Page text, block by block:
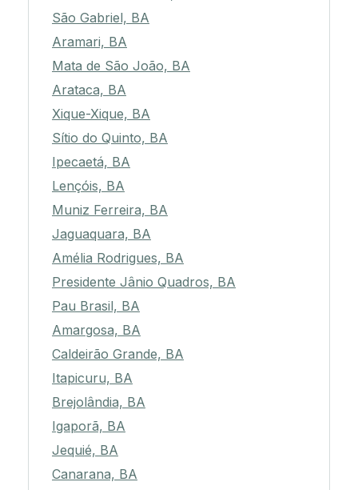
São Gabriel, BA
Aramari, BA
Mata de São João, BA
Arataca, BA
Xique-Xique, BA
Sítio do Quinto, BA
Ipecaetá, BA
Lençóis, BA
Muniz Ferreira, BA
Jaguaquara, BA
Amélia Rodrigues, BA
Presidente Jânio Quadros, BA
Pau Brasil, BA
Amargosa, BA
Caldeirão Grande, BA
Itapicuru, BA
Brejolândia, BA
Igaporã, BA
Jequié, BA
Canarana, BA